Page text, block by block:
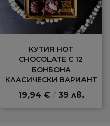
КУТИЯ HOT
CHOCOLATE С 12
БОНБОНА
КЛАСИЧЕСКИ ВАРИАНТ
19,94 € /39 лв.